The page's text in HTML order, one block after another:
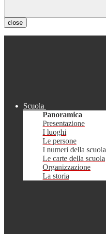
close
Scuola
Panoramica
Presentazione
I luoghi
Le persone
I numeri della scuola
Le carte della scuola
Organizzazione
La storia